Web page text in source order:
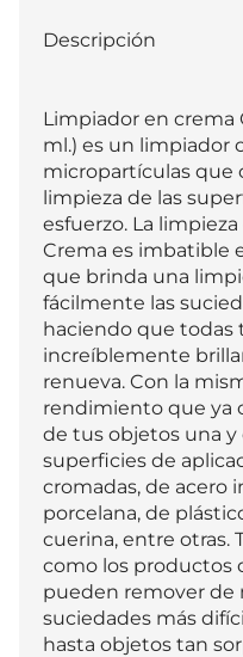
Descripción
Limpiador en crema
ml.) es un limpiador
micropartículas que
limpieza de las
esfuerzo. La
Crema es imbatible
que brinda una
fácilmente las
haciendo que todas
increíblemente
renueva. Con la
rendimiento que ya
de tus objetos una y
superficies de
cromadas, de acero
porcelana, de
cuerina, entre otras.
como los productos
pueden remover de
suciedades más
hasta objetos tan